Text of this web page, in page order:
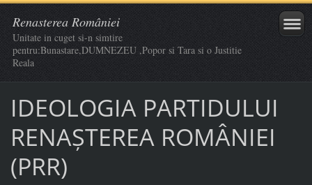
Renasterea României
Unitate in cuget si-n simtire
pentru:Bunastare,DUMNEZEU ,Popor si Tara si o Justitie
Reala
IDEOLOGIA PARTIDULUI
RENAŞTEREA ROMÂNIEI
(PRR)